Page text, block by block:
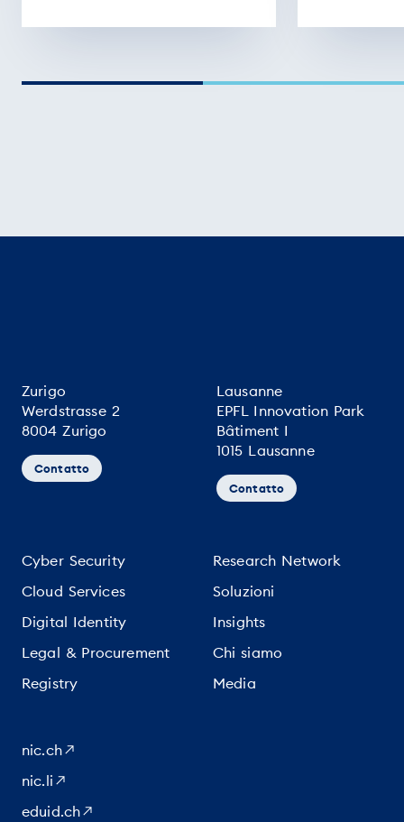
Zurigo
Werdstrasse 2
8004 Zurigo
Contatto
Lausanne
EPFL Innovation Park
Bâtiment I
1015 Lausanne
Contatto
Cyber Security
Cloud Services
Digital Identity
Legal & Procurement
Registry
Research Network
Soluzioni
Insights
Chi siamo
Media
nic.ch
nic.li
eduid.ch